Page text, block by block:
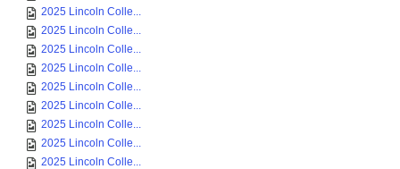
2025 Lincoln Colle...
2025 Lincoln Colle...
2025 Lincoln Colle...
2025 Lincoln Colle...
2025 Lincoln Colle...
2025 Lincoln Colle...
2025 Lincoln Colle...
2025 Lincoln Colle...
2025 Lincoln Colle...